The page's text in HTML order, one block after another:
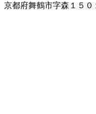
京都府舞鶴市字森１５０